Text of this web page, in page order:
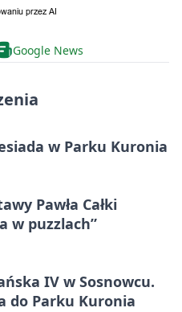
Google News
w Parku Kuronia
Pawła Całki
w puzzlach”
IV w Sosnowcu.
do Parku Kuronia